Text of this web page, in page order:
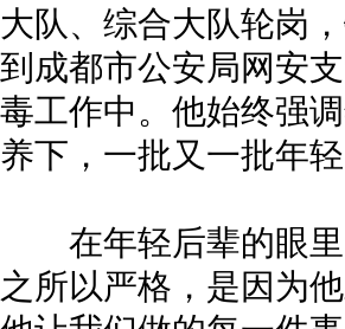
大队、综合大队轮岗
到成都市公安局网安
毒工作中。他始终强
养下，一批又一批年
在年轻后辈的眼里
之所以严格，是因为